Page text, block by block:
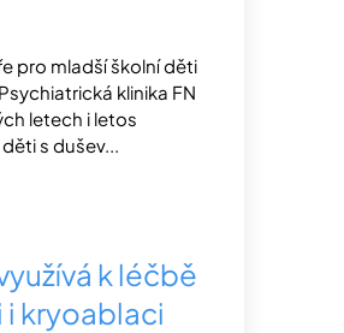
pro mladší školní děti
klinika FN
letech i letos
s dušev...
k léčbě
kryoablaci